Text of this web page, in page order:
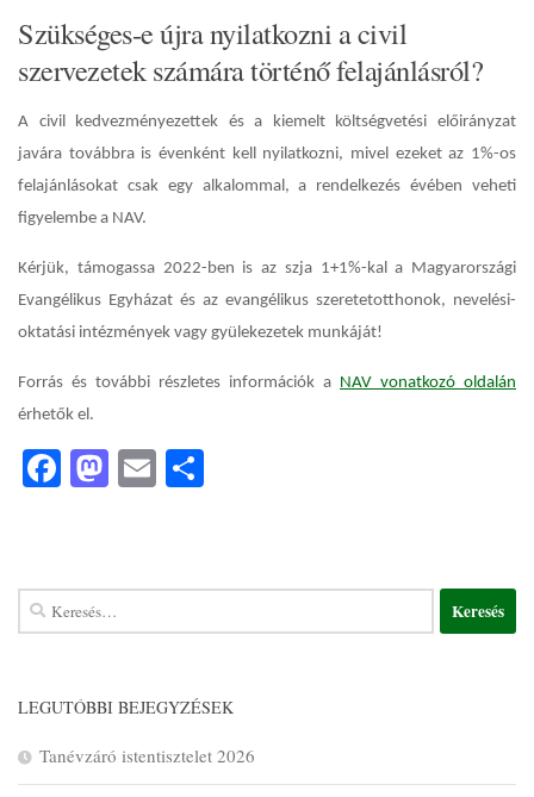
Szükséges-e újra nyilatkozni a civil
szervezetek számára történő felajánlásról?
A civil kedvezményezettek és a kiemelt költségvetési előirányzat
javára továbbra is évenként kell nyilatkozni, mivel ezeket az 1%-os
felajánlásokat csak egy alkalommal, a rendelkezés évében veheti
figyelembe a NAV.
Kérjük, támogassa 2022-ben is az szja 1+1%-kal a Magyarországi
Evangélikus Egyházat és az evangélikus szeretetotthonok, nevelési-
oktatási intézmények vagy gyülekezetek munkáját!
Forrás és további részletes információk a NAV vonatkozó oldalán
érhetők el.
Facebook
Mastodon
Email
LEGUTÓBBI BEJEGYZÉSEK
Tanévzáró istentisztelet 2026